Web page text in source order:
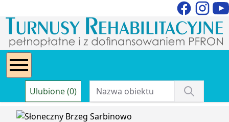
Ulubione (0)